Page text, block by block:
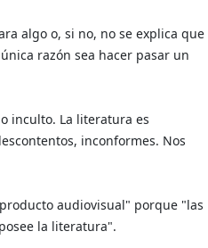
algo o, si no, no se explica que
razón sea hacer pasar un
inculto. La literatura es
inconformes. Nos
audiovisual" porque "las
la literatura".